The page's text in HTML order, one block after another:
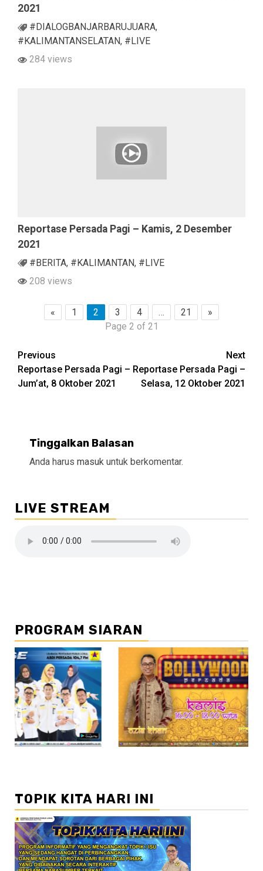
2021
#DIALOGBANJARBARUJUARA,
#KALIMANTANSELATAN, #LIVE
284 views
Reportase Persada Pagi – Kamis, 2 Desember
2021
#BERITA, #KALIMANTAN, #LIVE
208 views
« 1 2 3 4 … 21
»
Page 2 of 21
Continue
Reading
Previous
Reportase Persada Pagi –
Jum’at, 8 Oktober 2021
Next
Reportase Persada Pagi –
Selasa, 12 Oktober 2021
Tinggalkan Balasan
Anda harus masuk untuk berkomentar.
LIVE STREAM
PROGRAM SIARAN
//2 //3
TOPIK KITA HARI INI